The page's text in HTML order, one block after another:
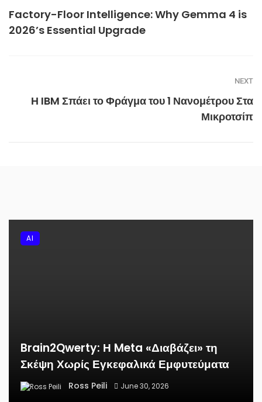
Factory-Floor Intelligence: Why Gemma 4 is
2026’s Essential Upgrade
NEXT
Η IBM Σπάει το Φράγμα του 1 Νανομέτρου Στα
Μικροτσίπ
Brain2Qwerty: Η Meta «Διαβάζει» τη
Σκέψη Χωρίς Εγκεφαλικά Εμφυτεύματα
Ross Peili June 30, 2026
AI